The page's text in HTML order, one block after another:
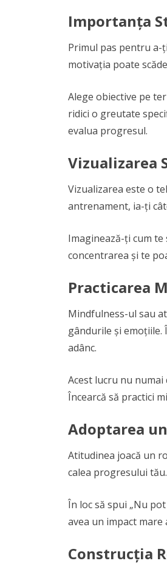
Importanța
Primul pas pentru a-
motivația poate
Alege obiective pe
ridici o greutate
evalua progresul.
Vizualizarea
Vizualizarea este o
antrenament, ia-ți
Imaginează-ți cum te
concentrarea și te
Practicarea
Mindfulness-ul sau
gândurile și emoțiile.
adânc.
Acest lucru nu
Încearcă să practici
Adoptarea
Atitudinea joacă un
calea progresului
În loc să spui „Nu
avea un impact
Construcția